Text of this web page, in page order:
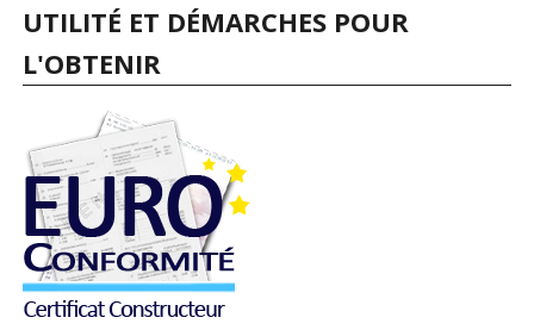
UTILITÉ ET DÉMARCHES POUR
L'OBTENIR